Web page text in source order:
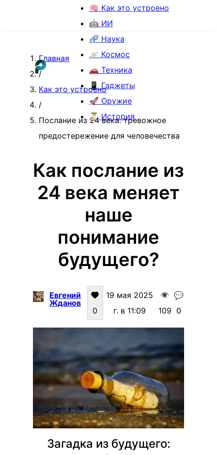
🧠 Как это устроено
🤖 ИИ
🧬 Наука
🪐 Космос
🚗 Техника
📱 Гаджеты
🚀 Оружие
⏳ История
Главная
/
Как это устроено
/
Послание из 24 века: тревожное
предостережение для человечества
Как послание из
24 века меняет
наше
понимание
будущего?
Евгений
Жданов
0
19 мая 2025
г. в 11:09
👁️
109
💬
0
Загадка из будущего: